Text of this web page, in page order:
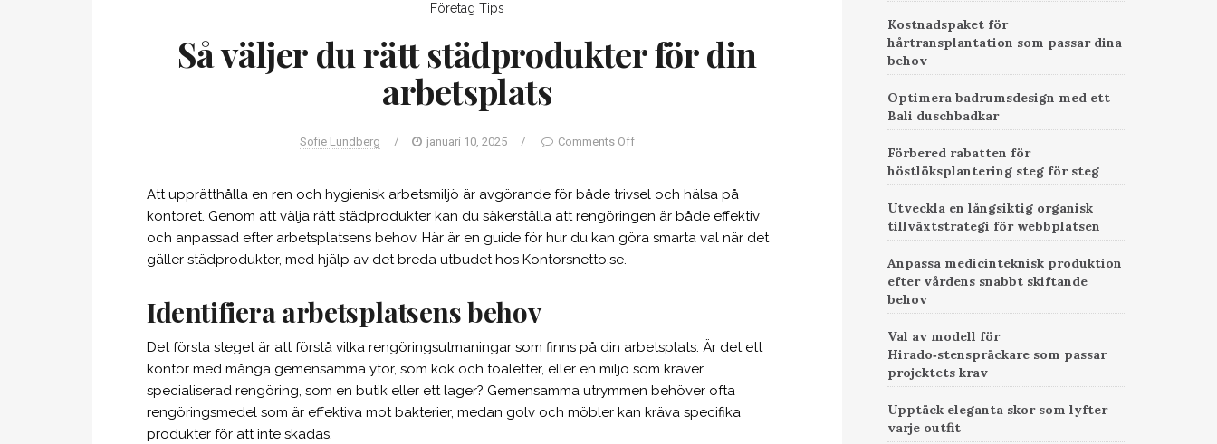
Företag Tips
Så väljer du rätt städprodukter för din
arbetsplats
Sofie Lundberg / januari 10, 2025 / Comments Off
Att upprätthålla en ren och hygienisk arbetsmiljö är avgörande för både trivsel och hälsa på
kontoret. Genom att välja rätt städprodukter kan du säkerställa att rengöringen är både effektiv
och anpassad efter arbetsplatsens behov. Här är en guide för hur du kan göra smarta val när det
gäller städprodukter, med hjälp av det breda utbudet hos Kontorsnetto.se.
Identifiera arbetsplatsens behov
Det första steget är att förstå vilka rengöringsutmaningar som finns på din arbetsplats. Är det ett
kontor med många gemensamma ytor, som kök och toaletter, eller en miljö som kräver
specialiserad rengöring, som en butik eller ett lager? Gemensamma utrymmen behöver ofta
rengöringsmedel som är effektiva mot bakterier, medan golv och möbler kan kräva specifika
produkter för att inte skadas.
Kostnadspaket för
hårtransplantation som passar dina
behov
Optimera badrumsdesign med ett
Bali duschbadkar
Förbered rabatten för
höstlöksplantering steg för steg
Utveckla en långsiktig organisk
tillväxtstrategi för webbplatsen
Anpassa medicinteknisk produktion
efter vårdens snabbt skiftande
behov
Val av modell för
Hirado‑stenspräckare som passar
projektets krav
Upptäck eleganta skor som lyfter
varje outfit